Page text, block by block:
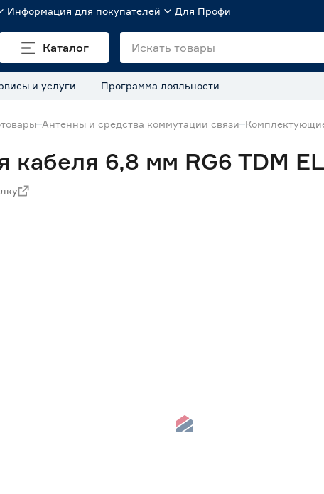
Информация для покупателей Для Профи
Каталог
и услуги Программа лояльности
Антенны и средства коммутации связи
кабеля 6,8 мм RG6 TDM